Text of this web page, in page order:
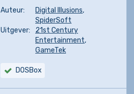
Auteur:
Digital Illusions,
SpiderSoft
Uitgever:
21st Century
Entertainment,
GameTek
DOSBox